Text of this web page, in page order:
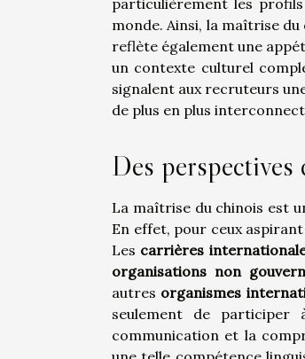
particulièrement les
monde. Ainsi, la maîtrise
reflète également une
un contexte culturel
signalent aux recruteurs
de plus en plus
Des
La maîtrise du chinois est
En effet, pour ceux aspirant
Les carrières
organisations non
autres organismes
seulement de participer
communication et la